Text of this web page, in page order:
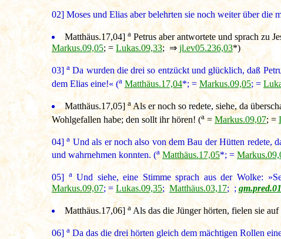
02] Moses und Elias aber belehrten sie noch weiter über die
Matthäus.17,04] a Petrus aber antwortete und sprach zu
Markus.09,05; = Lukas.09,33; ⇒ jl.ev05.236,03*)
03] a Da wurden die drei so entzückt und glücklich, daß
dem Elias eine!« (a Matthäus.17,04*; = Markus.09,05; =
Matthäus.17,05]aAls er noch so redete, siehe, da
Wohlgefallen habe; den sollt ihr hören! (a = Markus.09,07; =
04] a Und als er noch also von dem Bau der Hütten redete,
und wahrnehmen konnten. (a Matthäus.17,05*; =
05] aUnd siehe, eine Stimme sprach aus der Wolke:
Markus.09,07; = Lukas.09,35; Matthäus.03,17; ;
Matthäus.17,06] a Als das die Jünger hörten, fielen sie
06] a Da das die drei hörten gleich dem mächtigen Rollen